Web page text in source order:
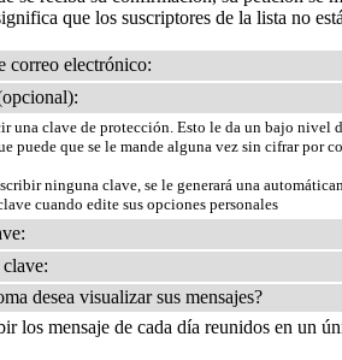
que los suscriptores de la lista no
correo electrónico:
una clave de protección. Esto le da un bajo nivel
puede que se le mande alguna vez sin cifrar por
ninguna clave, se le generará una
cuando edite sus opciones personales
desea visualizar sus mensajes?
los mensaje de cada día reunidos en un